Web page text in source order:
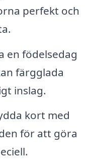
perfekt och
en födelsedag
färgglada
inslag.
kort med
för att göra